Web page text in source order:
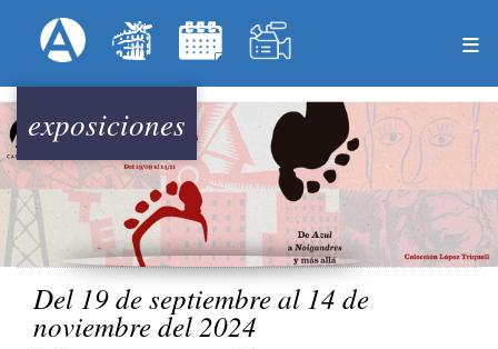
al
principal
Menú Superior
exposiciones
Del 19 de septiembre al 14 de
noviembre del 2024